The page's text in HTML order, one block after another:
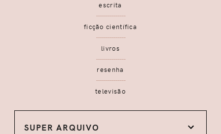
escrita
ficção científica
livros
resenha
televisão
SUPER ARQUIVO